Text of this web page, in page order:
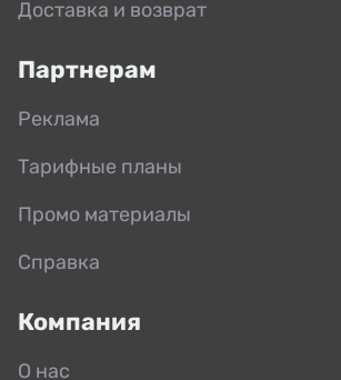
Доставка и возврат
Партнерам
Реклама
Тарифные планы
Промо материалы
Справка
Компания
О нас